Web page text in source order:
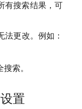
有搜索结果，可
更改。例如：
索。
置